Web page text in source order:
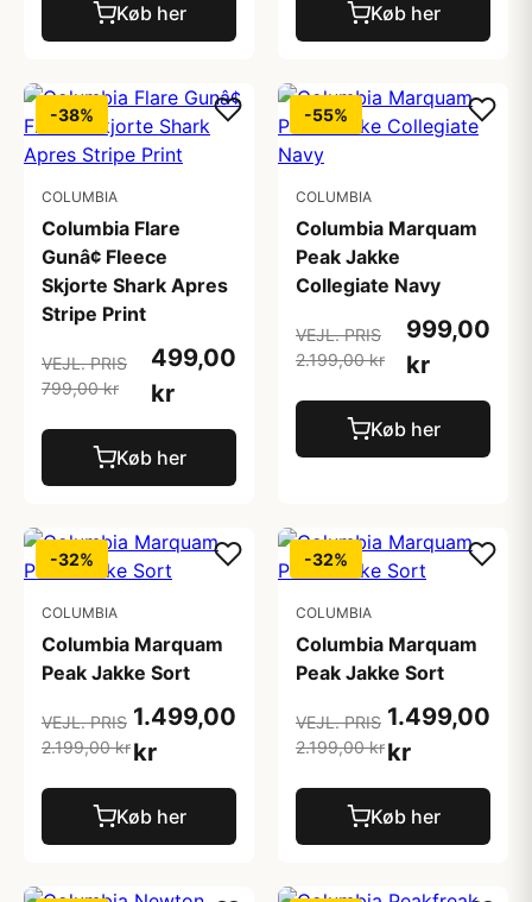
Køb her Køb her
-38%
COLUMBIA
Columbia Flare
Gunâ¢ Fleece
Skjorte Shark Apres
Stripe Print
VEJL. PRIS
799,00 kr
499,00
kr
Køb her
-55%
COLUMBIA
Columbia Marquam
Peak Jakke
Collegiate Navy
VEJL. PRIS
2.199,00 kr
999,00
kr
Køb her
-32%
COLUMBIA
Columbia Marquam
Peak Jakke Sort
VEJL. PRIS
2.199,00 kr
1.499,00
kr
Køb her
-32%
COLUMBIA
Columbia Marquam
Peak Jakke Sort
VEJL. PRIS
2.199,00 kr
1.499,00
kr
Køb her